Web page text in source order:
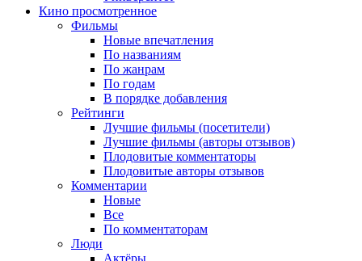
Кино просмотренное
Фильмы
Новые впечатления
По названиям
По жанрам
По годам
В порядке добавления
Рейтинги
Лучшие фильмы (посетители)
Лучшие фильмы (авторы отзывов)
Плодовитые комментаторы
Плодовитые авторы отзывов
Комментарии
Новые
Все
По комментаторам
Люди
Актёры